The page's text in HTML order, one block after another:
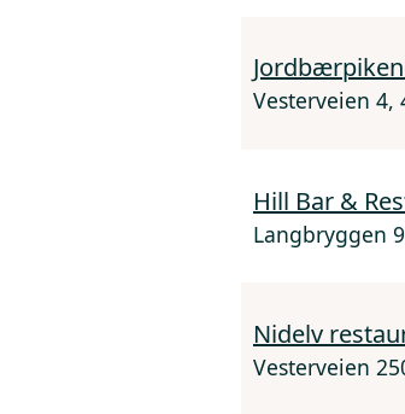
Vesterveien 4,
Hill Bar &
Langbryggen
Nidelv
Vesterveien